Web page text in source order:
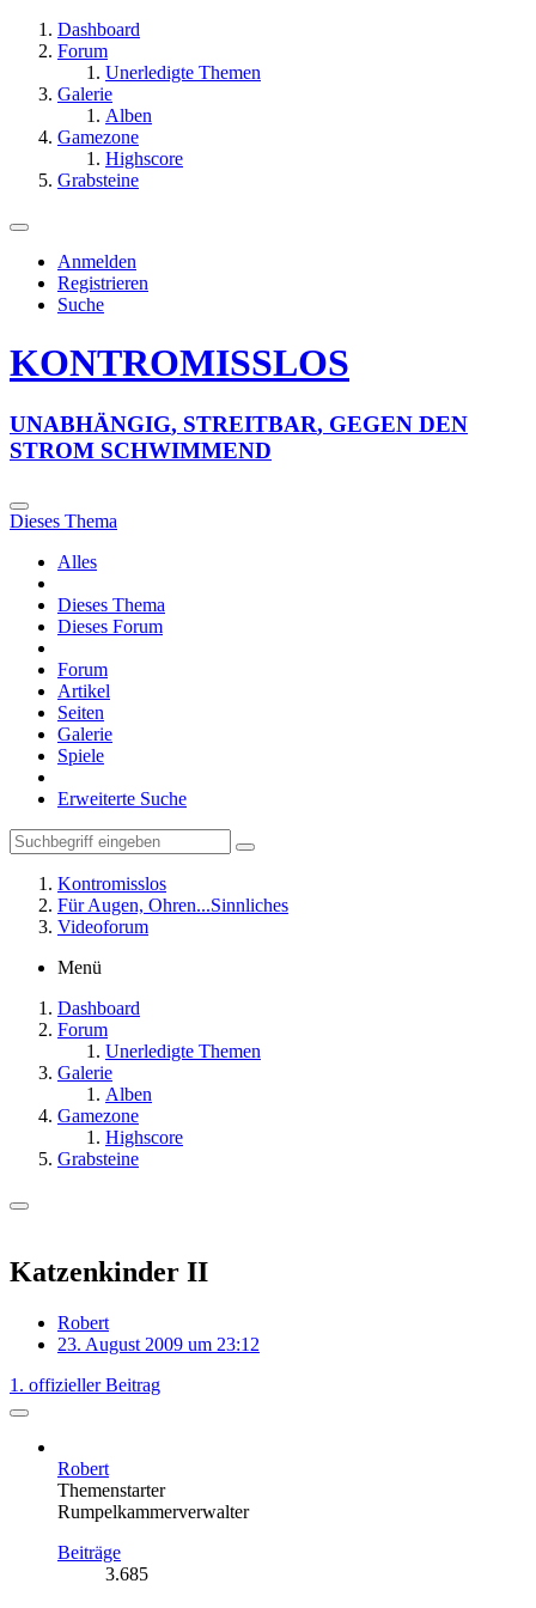
Dashboard
Forum
Unerledigte Themen
Galerie
Alben
Gamezone
Highscore
Grabsteine
Anmelden
Registrieren
Suche
KONTROMISSLOS
UNABHÄNGIG, STREITBAR, GEGEN DEN
STROM SCHWIMMEND
Dieses Thema
Alles
Dieses Thema
Dieses Forum
Forum
Artikel
Seiten
Galerie
Spiele
Erweiterte Suche
Kontromisslos
Für Augen, Ohren...Sinnliches
Videoforum
Menü
Dashboard
Forum
Unerledigte Themen
Galerie
Alben
Gamezone
Highscore
Grabsteine
Katzenkinder II
Robert
23. August 2009 um 23:12
1. offizieller Beitrag
Robert
Themenstarter
Rumpelkammerverwalter
Beiträge
3.685